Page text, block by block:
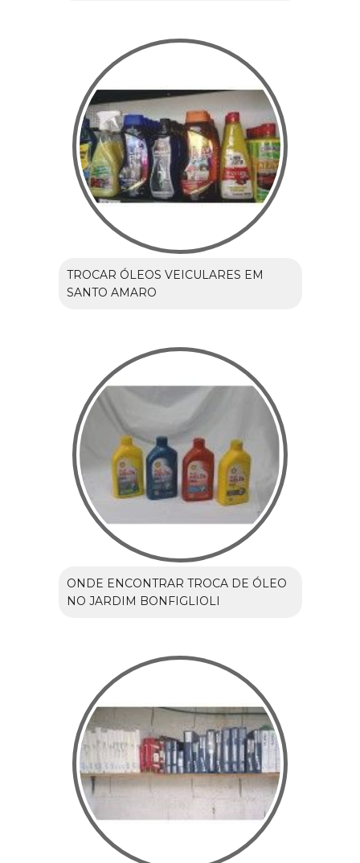
TROCAR ÓLEOS VEICULARES EM
SANTO AMARO
ONDE ENCONTRAR TROCA DE ÓLEO
NO JARDIM BONFIGLIOLI